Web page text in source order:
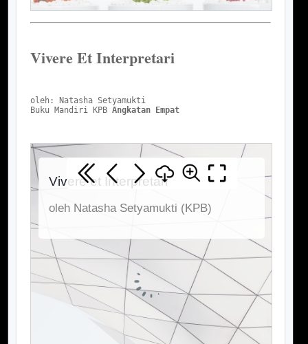
Vivere Et Interpretari
oleh: Natasha Setyamukti
Buku Mandiri KPB Angkatan Empat